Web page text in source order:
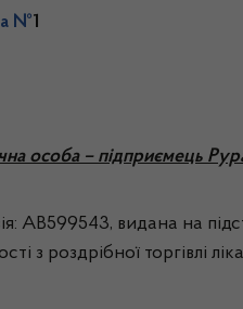
№1
особа – підприємець
АВ599543, видана на
з роздрібної торгівлі